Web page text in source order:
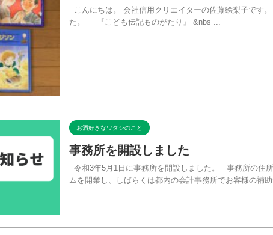
こんにちは。 会社信用クリエイターの佐藤絵梨子で
た。 『こども伝記ものがたり』 &nbs ...
お酒好きなワタシのこと
事務所を開設しました
令和3年5月1日に事務所を開設しました。 事務所の住
ムを開業し、しばらくは都内の会計事務所でお客様の補